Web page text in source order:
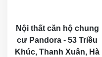
Nội thất căn hộ chung
cư Pandora - 53 Triều
Khúc, Thanh Xuân, Hà